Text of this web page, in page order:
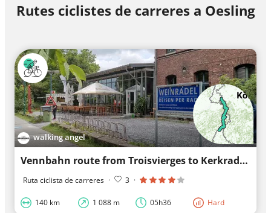
Rutes ciclistes de carreres a Oesling
walking angel
Vennbahn route from Troisvierges to Kerkrade
Ruta ciclista de carreres · 3 ·
140 km 1 088 m 05h36 Hard